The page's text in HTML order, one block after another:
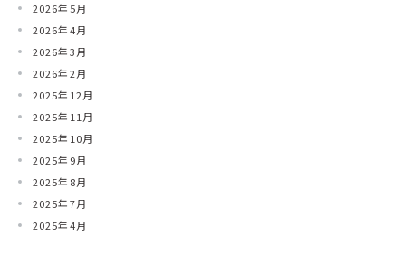
2026年5月
2026年4月
2026年3月
2026年2月
2025年12月
2025年11月
2025年10月
2025年9月
2025年8月
2025年7月
2025年4月